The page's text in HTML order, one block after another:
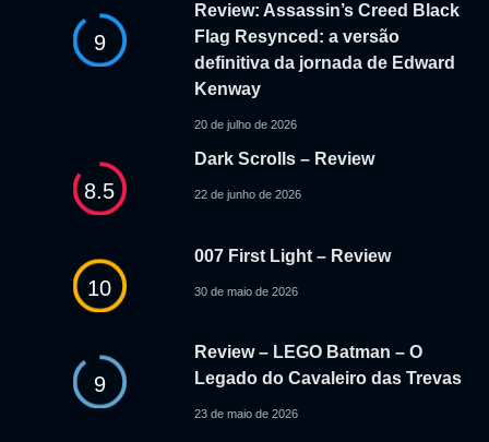
9
Review: Assassin’s Creed Black
Flag Resynced: a versão
definitiva da jornada de Edward
Kenway
20 de julho de 2026
8.5
Dark Scrolls – Review
22 de junho de 2026
10
007 First Light – Review
30 de maio de 2026
9
Review – LEGO Batman – O
Legado do Cavaleiro das Trevas
23 de maio de 2026